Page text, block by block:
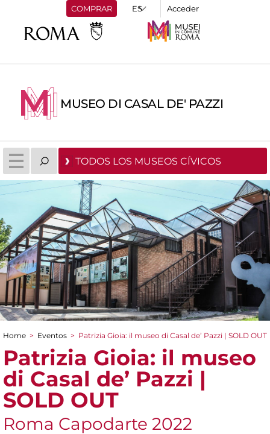
COMPRAR Acceder
MUSEO DI CASAL DE' PAZZI
TODOS LOS MUSEOS CÍVICOS
You are here
Home > Eventos > Patrizia Gioia: il museo di Casal de’ Pazzi | SOLD OUT
Patrizia Gioia: il museo
di Casal de’ Pazzi |
SOLD OUT
Roma Capodarte 2022